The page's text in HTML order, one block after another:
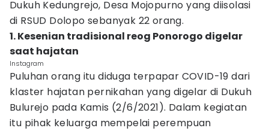
Dukuh Kedungrejo, Desa Mojopurno yang diisolasi
di RSUD Dolopo sebanyak 22 orang.
1. Kesenian tradisional reog Ponorogo digelar
saat hajatan
Instagram
Puluhan orang itu diduga terpapar COVID-19 dari
klaster hajatan pernikahan yang digelar di Dukuh
Bulurejo pada Kamis (2/6/2021). Dalam kegiatan
itu pihak keluarga mempelai perempuan